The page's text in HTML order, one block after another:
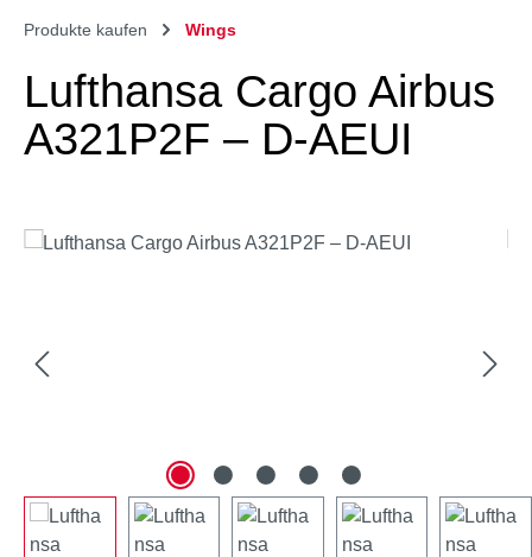
Produkte kaufen Wings
Lufthansa Cargo Airbus
A321P2F – D-AEUI
Bildergalerie überspringen